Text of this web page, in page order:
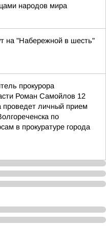
народов мира
на "Набережной в шесть"
прокурора
Роман Самойлов 12
проведет личный прием
по
в прокуратуре города